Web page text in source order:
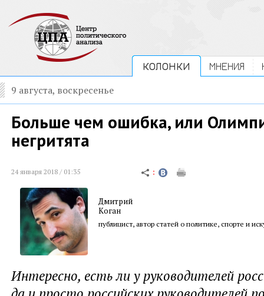
КОЛОНКИ МНЕНИЯ
9 августа, воскресенье
Больше чем ошибка, или
негритята
24 января 2018 / 01:35
Дмитрий
Коган
публицист, автор статей о политике, спорте и
Интересно, есть ли у руководителей